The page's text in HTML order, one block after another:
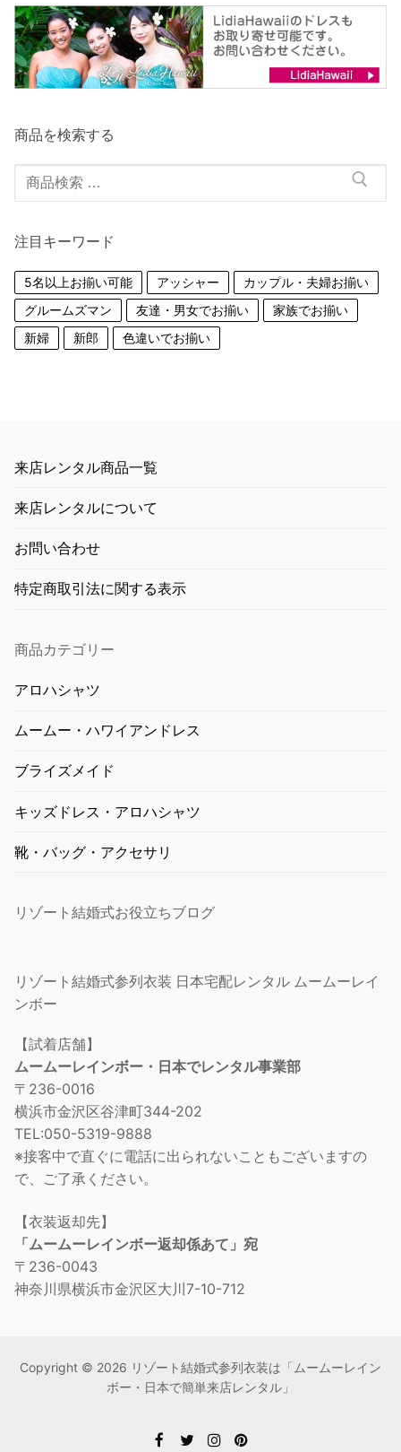
商品を検索する
検
索
象:
注目キーワード
5名以上お揃い可能 アッシャー
カップル・夫婦お揃い
グルームズマン
友達・男女でお揃い
家族でお揃い
新婦
新郎 色違いでお揃い
来店レンタル商品一覧
来店レンタルについて
お問い合わせ
特定商取引法に関する表示
商品カテゴリー
アロハシャツ
ムームー・ハワイアンドレス
ブライズメイド
キッズドレス・アロハシャツ
靴・バッグ・アクセサリ
リゾート結婚式お役立ちブログ
リゾート結婚式参列衣装 日本宅配レンタル ムームーレイ
ンボー
【試着店舗】
ムームーレインボー・日本でレンタル事業部
〒236-0016
横浜市金沢区谷津町344-202
TEL:050-5319-9888
※接客中で直ぐに電話に出られないこともございますの
で、ご了承ください。
【衣装返却先】
「ムームーレインボー返却係あて」宛
〒236-0043
神奈川県横浜市金沢区大川7-10-712
Copyright © 2026 リゾート結婚式参列衣装は「ムームーレイン
ボー・日本で簡単来店レンタル」